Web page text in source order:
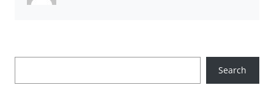
Search